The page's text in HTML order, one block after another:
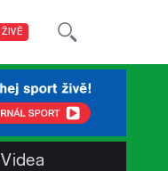
ŽIVĚ
Videa